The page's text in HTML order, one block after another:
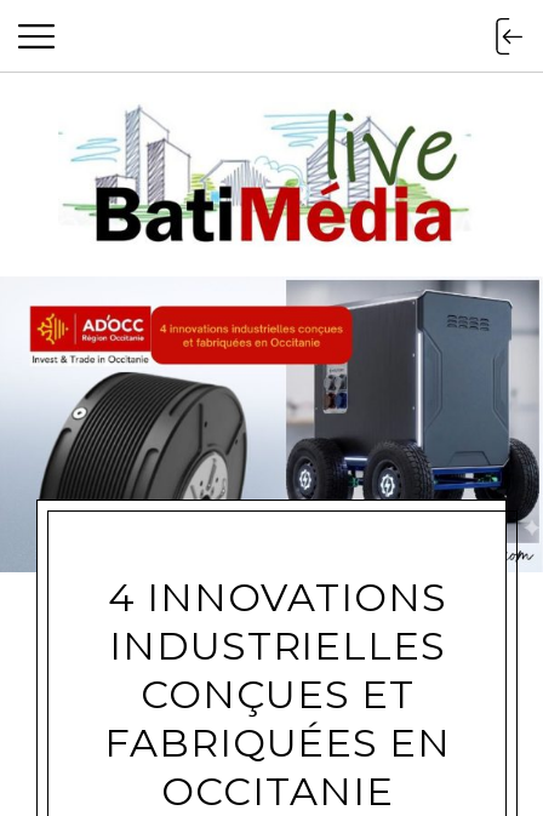
Batimedialive
4 INNOVATIONS
INDUSTRIELLES
CONÇUES ET
FABRIQUÉES EN
OCCITANIE